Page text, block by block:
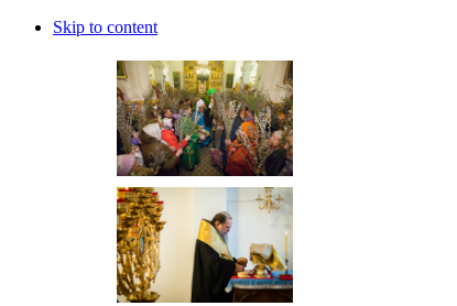
Skip to content